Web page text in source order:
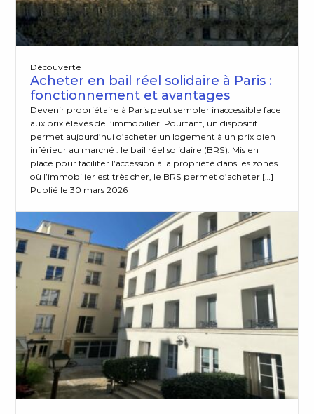
Acheter en bail réel solidaire à Paris :
fonctionnement et avantages
Découverte
Devenir propriétaire à Paris peut sembler inaccessible face
aux prix élevés de l’immobilier. Pourtant, un dispositif
permet aujourd’hui d’acheter un logement à un prix bien
inférieur au marché : le bail réel solidaire (BRS). Mis en
place pour faciliter l’accession à la propriété dans les zones
où l’immobilier est très cher, le BRS permet d’acheter […]
Publié le 30 mars 2026